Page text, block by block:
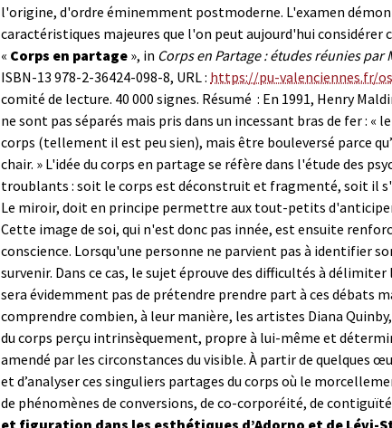
l'origine, d'ordre éminemment postmoderne. L'examen
caractéristiques majeures que l'on peut aujourd'hui
« Corps en partage », in Corps en Partage : études réunies par
ISBN-13 978-2-36424-098-8, URL : https://pu-valenciennes.fr/
comité de lecture. 40 000 signes. Résumé : En 1991, Henry
ne sont pas séparés mais pris dans un incessant bras de fer : «
corps (tellement il est peu sien), mais être bouleversé parce
chair. » L'idée du corps en partage se réfère dans l'étude des
troublants : soit le corps est déconstruit et fragmenté, soit il
Le miroir, doit en principe permettre aux tout-petits
Cette image de soi, qui n'est donc pas innée, est ensuite
conscience. Lorsqu'une personne ne parvient pas à identifier
survenir. Dans ce cas, le sujet éprouve des difficultés à
sera évidemment pas de prétendre prendre part à ces débats
comprendre combien, à leur manière, les artistes Diana
du corps perçu intrinsèquement, propre à lui-même et
amendé par les circonstances du visible. À partir de quelques
et d’analyser ces singuliers partages du corps où le
de phénomènes de conversions, de co-corporéité, de
et figuration dans les esthétiques d’Adorno et de Lévi-